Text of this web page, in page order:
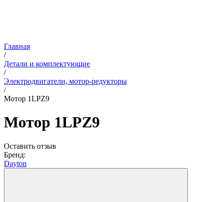
Главная
/
Детали и комплектующие
/
Электродвигатели, мотор-редукторы
/
Мотор 1LPZ9
Мотор 1LPZ9
Оставить отзыв
Бренд:
Dayton